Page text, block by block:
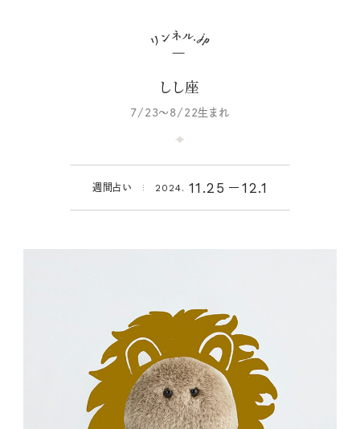
しし座
7/23～8/22生まれ
週間占い 2024. 11.25 12.1